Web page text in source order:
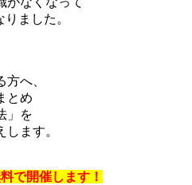
ました。
へ、
とめ
」を
ます。
で開催します！